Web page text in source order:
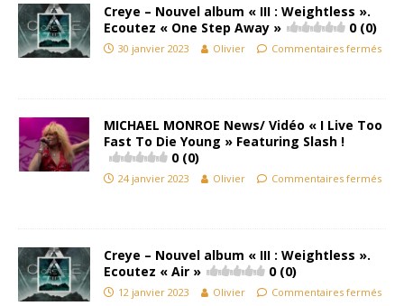
Creye – Nouvel album « III : Weightless ».
Ecoutez « One Step Away »
0 (0)
30 janvier 2023 Olivier Commentaires fermés
MICHAEL MONROE News/ Vidéo « I Live Too
Fast To Die Young » Featuring Slash !
0 (0)
24 janvier 2023 Olivier Commentaires fermés
Creye – Nouvel album « III : Weightless ».
Ecoutez « Air »
0 (0)
12 janvier 2023 Olivier Commentaires fermés